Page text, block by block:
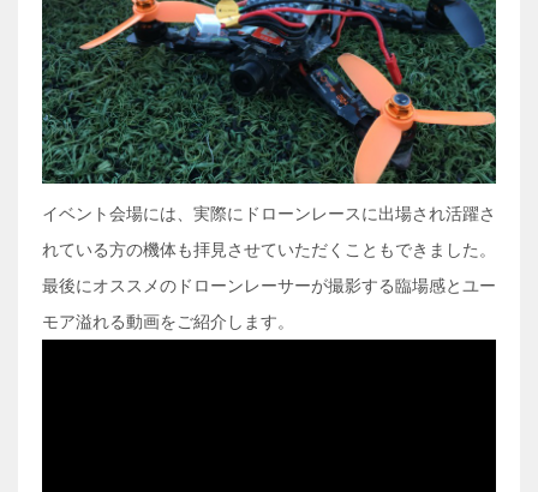
イベント会場には、実際にドローンレースに出場され活躍さ
れている方の機体も拝見させていただくこともできました。
最後にオススメのドローンレーサーが撮影する臨場感とユー
モア溢れる動画をご紹介します。